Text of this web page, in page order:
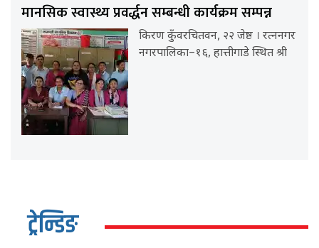
मानसिक स्वास्थ्य प्रवर्द्धन सम्बन्धी कार्यक्रम सम्पन्न
किरण कुँवरचितवन, २२ जेष्ठ । रत्ननगर
नगरपालिका–१६, हात्तीगाडे स्थित श्री
ट्रेन्डिङ